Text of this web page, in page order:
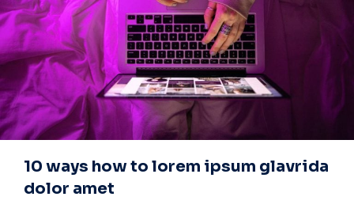
10 ways how to lorem ipsum glavrida
dolor amet